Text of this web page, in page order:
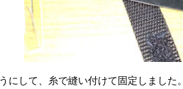
して、糸で縫い付けて固定しました。